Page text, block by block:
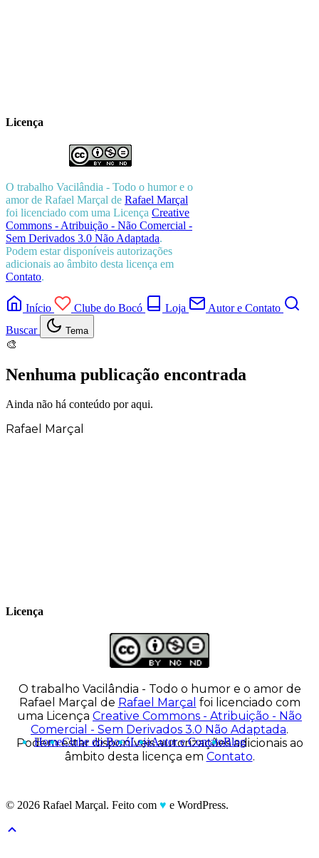
Licença
O trabalho Vacilândia - Todo o humor e o
amor de Rafael Marçal de Rafael Marçal
foi licenciado com uma Licença Creative
Commons - Atribuição - Não Comercial -
Sem Derivados 3.0 Não Adaptada.
Podem estar disponíveis autorizações
adicionais ao âmbito desta licença em
Contato.
Início Clube do Bocó Loja
Autor e Contato
Buscar
Tema
🎨
Nenhuma publicação encontrada
Ainda não há conteúdo por aqui.
Rafael Marçal
Licença
O trabalho Vacilândia - Todo o humor e o amor de
Rafael Marçal de Rafael Marçal foi licenciado com
uma Licença Creative Commons - Atribuição - Não
Comercial - Sem Derivados 3.0 Não Adaptada.
Podem estar disponíveis autorizações adicionais ao
âmbito desta licença em Contato.
HomeClube do BocóLojaAutor e ContatoBlog
© 2026 Rafael Marçal. Feito com ♥ e WordPress.